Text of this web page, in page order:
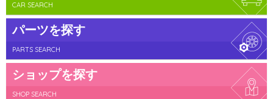
CAR SEARCH
パーツを探す
PARTS SEARCH
ショップを探す
SHOP SEARCH